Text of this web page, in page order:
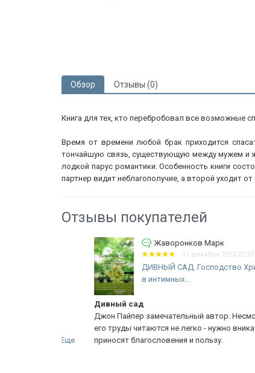
Обзор Отзывы (0)
Книга для тех, кто перебробовал все возможные
Время от времени любой брак приходится
тончайшую связь, существующую между мужем и
лодкой парус романтики. Особенность книги
партнер видит неблагополучие, а второй уходит
Отзывы покупателей
Жаворонков Марк
11 декабря 2023 22:23
ДИВНЫЙ САД. Господство Христа
в интимных...
Дивный сад
Джон Пайпер замечательный автор. Несмотря на
его труды читаются не легко - нужно вникать, но
приносят благословения и пользу.